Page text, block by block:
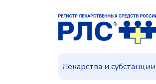
Лекарства и субстанции